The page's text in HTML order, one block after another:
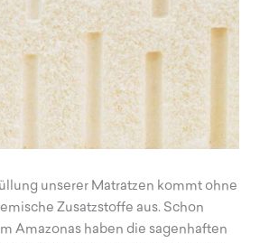
unserer Matratzen kommt ohne
Zusatzstoffe aus. Schon
Amazonas haben die sagenhaften